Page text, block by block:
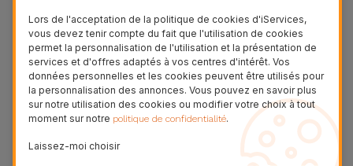
- Verre rayé;
- Verre brisé ou fissuré;
- LCD avec couleurs déformées;
- Écran noir;
- Affichage endommagé;
- Touchez Non calibré ou Ne répond pas.
Nous réparons votre écran Huawei Mate 10
Lors de l'acceptation de la politique de cookies d'iServices,
vous devez tenir compte du fait que l'utilisation de cookies
permet la personnalisation de l'utilisation et la présentation de
services et d'offres adaptés à vos centres d'intérêt. Vos
données personnelles et les cookies peuvent être utilisés pour
la personnalisation des annonces. Vous pouvez en savoir plus
sur notre utilisation des cookies ou modifier votre choix à tout
moment sur notre politique de confidentialité.
Laissez-moi choisir